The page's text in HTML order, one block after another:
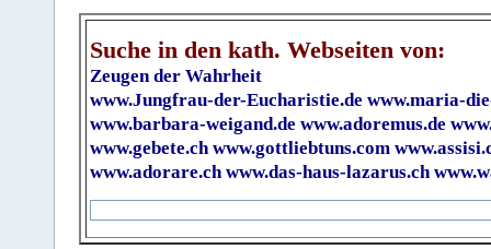
Suche in den kath. Webseiten von:
Zeugen der Wahrheit
www.Jungfrau-der-Eucharistie.de www.maria-
www.barbara-weigand.de www.adoremus.de
www.gebete.ch www.gottliebtuns.com
www.adorare.ch www.das-haus-lazarus.ch